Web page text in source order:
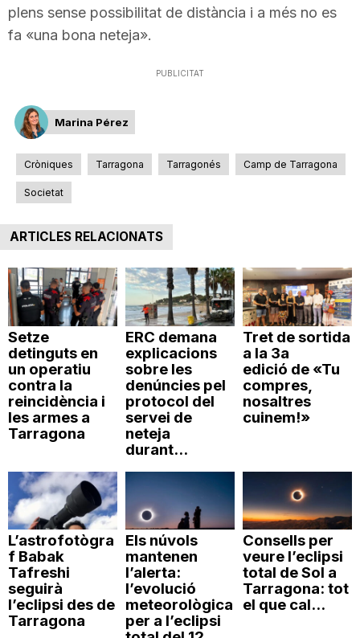
plens sense possibilitat de distància i a més no es
fa «una bona neteja».
PUBLICITAT
Marina Pérez
Cròniques Tarragona Tarragonés Camp de Tarragona
Societat
ARTICLES RELACIONATS
Setze
detinguts en
un operatiu
contra la
reincidència i
les armes a
Tarragona
ERC demana
explicacions
sobre les
denúncies pel
protocol del
servei de
neteja
durant...
Tret de sortida
a la 3a
edició de «Tu
compres,
nosaltres
cuinem!»
L’astrofotògra
f Babak
Tafreshi
seguirà
l’eclipsi des de
Tarragona
Els núvols
mantenen
l’alerta:
l’evolució
meteorològica
per a l’eclipsi
Consells per
veure l’eclipsi
total de Sol a
Tarragona: tot
el que cal...